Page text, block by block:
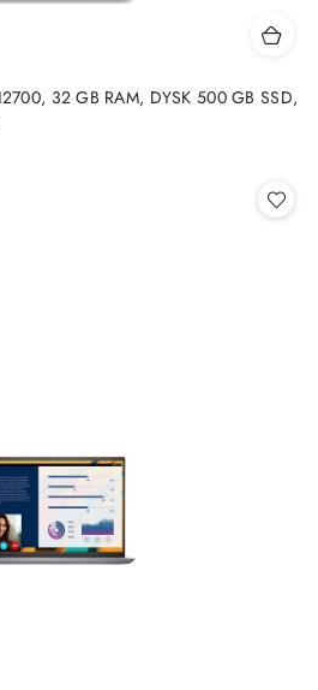
32 GB RAM, DYSK 500 GB SSD,